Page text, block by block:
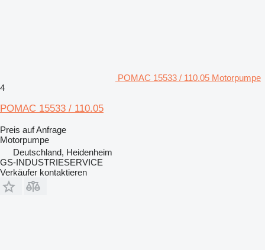
POMAC 15533 / 110.05 Motorpumpe
4
POMAC 15533 / 110.05
Preis auf Anfrage
Motorpumpe
Deutschland, Heidenheim
GS-INDUSTRIESERVICE
Verkäufer kontaktieren